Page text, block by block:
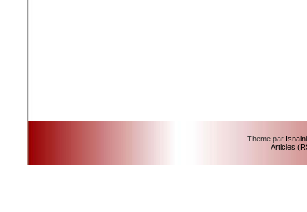
Theme par
Articles